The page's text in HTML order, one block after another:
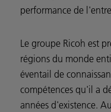
performance de
Le groupe Ricoh est
régions du monde
éventail de
compétences qu'il a
années d'existence.